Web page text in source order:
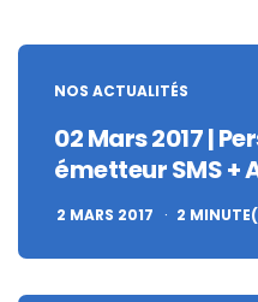
NOS ACTUALITÉS
02 Mars 2017 |
émetteur SMS +
2 MARS 2017 2